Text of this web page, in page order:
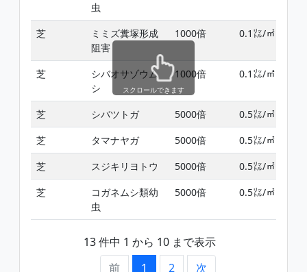
虫
芝
ミミズ糞塚形成
阻害
1000倍 0.1㍑/㎡
芝
シバオサゾウム
シ
1000倍 0.1㍑/㎡
芝 シバツトガ 5000倍 0.5㍑/㎡
芝
タマナヤガ 5000倍 0.5㍑/㎡
芝
スジキリヨトウ 5000倍 0.5㍑/㎡
芝
コガネムシ類幼
虫
5000倍 0.5㍑/㎡
13 件中 1 から 10 まで表示
前
1 2 次
スクロールできます